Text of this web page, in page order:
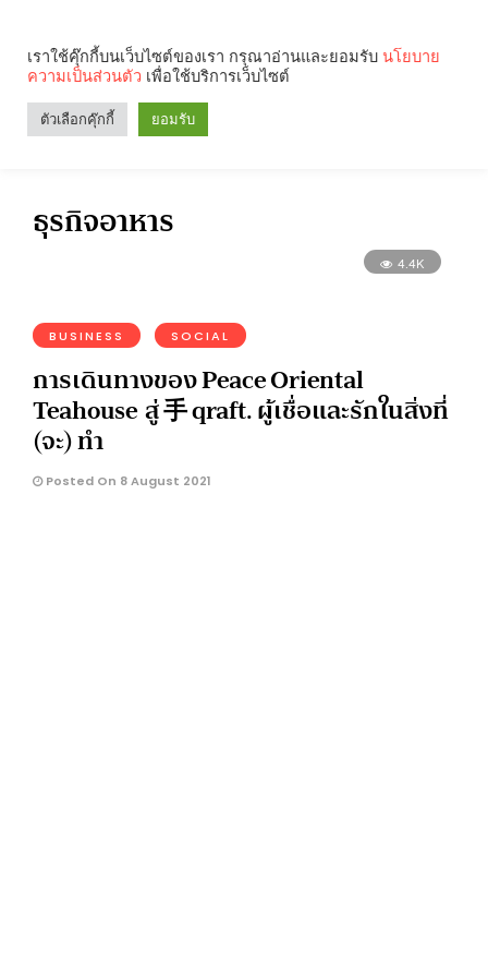
Search
ธุรกิจอาหาร
4.4K
BUSINESS SOCIAL
การเดินทางของ Peace Oriental
Teahouse สู่ 手 qraft. ผู้เชื่อและรักในสิ่งที่
(จะ) ทำ
Posted On 8 August 2021
เราใช้คุ๊กกี้บนเว็บไซต์ของเรา กรุณาอ่านและยอมรับ นโยบาย
ความเป็นส่วนตัว เพื่อใช้บริการเว็บไซต์
ตัวเลือกคุ๊กกี้ ยอมรับ